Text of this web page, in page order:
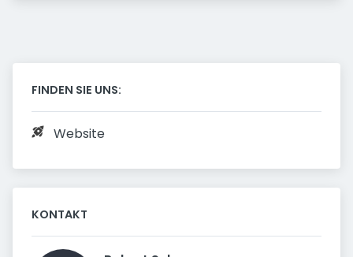
FINDEN SIE UNS:
Website
KONTAKT